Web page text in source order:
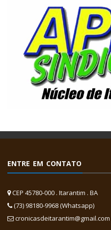
ENTRE EM CONTATO
CEP 45780-000 . Itarantim . BA
(73) 98180-9968 (Whatsapp)
cronicasdeitarantim@gmail.com